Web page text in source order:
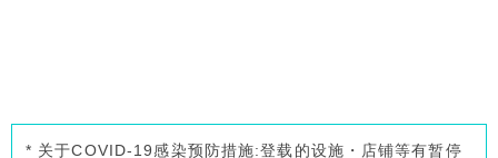
* 关于COVID-19感染预防措施:登载的设施・店铺等有暂停